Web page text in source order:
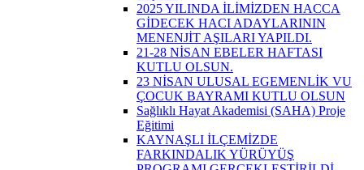
2025 YILINDA İLİMİZDEN HACCA
GİDECEK HACI ADAYLARININ
MENENJİT AŞILARI YAPILDI.
21-28 NİSAN EBELER HAFTASI
KUTLU OLSUN.
23 NİSAN ULUSAL EGEMENLİK VU
ÇOCUK BAYRAMI KUTLU OLSUN
Sağlıklı Hayat Akademisi (SAHA) Proje
Eğitimi
KAYNAŞLI İLÇEMİZDE
FARKINDALIK YÜRÜYÜŞ